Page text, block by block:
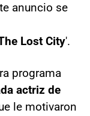
anuncio se
Lost City'.
programa
actriz de
le motivaron